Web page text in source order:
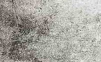
_MG_2356